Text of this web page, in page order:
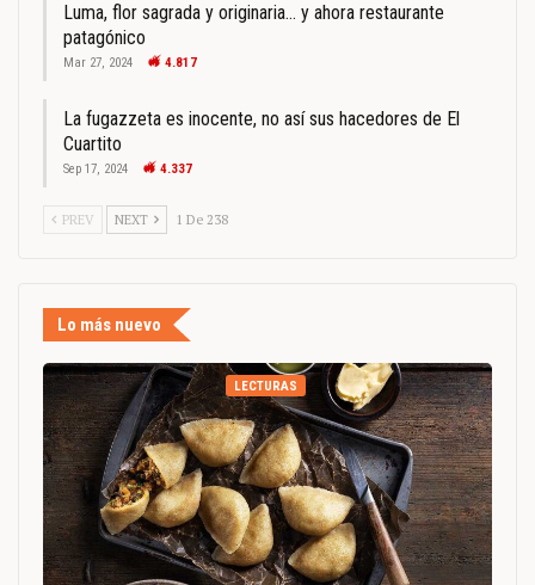
Luma, flor sagrada y originaria… y ahora restaurante
patagónico
Mar 27, 2024 4.817
La fugazzeta es inocente, no así sus hacedores de El
Cuartito
Sep 17, 2024 4.337
PREV NEXT 1 De 238
Lo más nuevo
LECTURAS